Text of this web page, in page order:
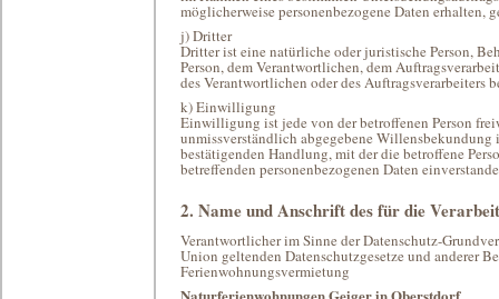
möglicherweise personenbezogene Daten erhalten,
j) Dritter
Dritter ist eine natürliche oder juristische Person,
Person, dem Verantwortlichen, dem
des Verantwortlichen oder des Auftragsverarbeiters
k) Einwilligung
Einwilligung ist jede von der betroffenen Person
unmissverständlich abgegebene
bestätigenden Handlung, mit der die betroffene
betreffenden personenbezogenen Daten
2. Name und Anschrift des für die
Verantwortlicher im Sinne der Datenschutz-
Union geltenden Datenschutzgesetze und anderer
Ferienwohnungsvermietung